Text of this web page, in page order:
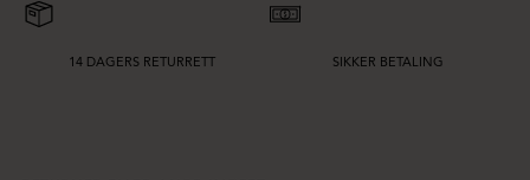
14 DAGERS RETURRETT SIKKER BETALING